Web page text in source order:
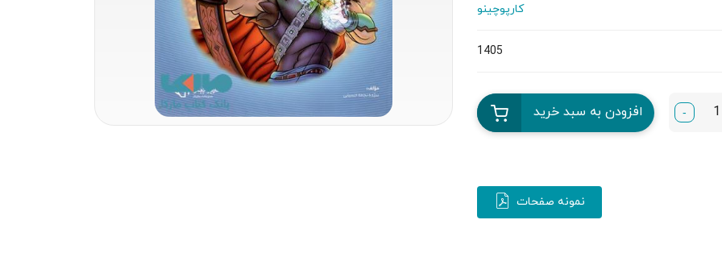
کارپوچینو
1405
- افزودن به سبد خرید
نمونه صفحات